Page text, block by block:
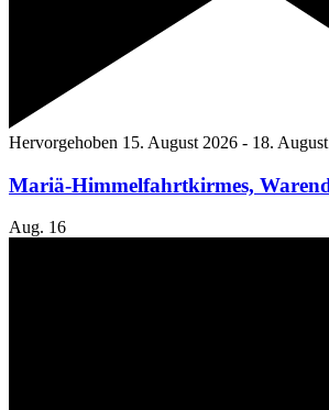
Hervorgehoben 15. August 2026 - 18.
Mariä-Himmelfahrtkirmes,
Aug. 16